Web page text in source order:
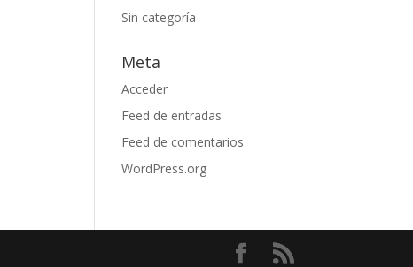
Sin categoría
Meta
Acceder
Feed de entradas
Feed de comentarios
WordPress.org